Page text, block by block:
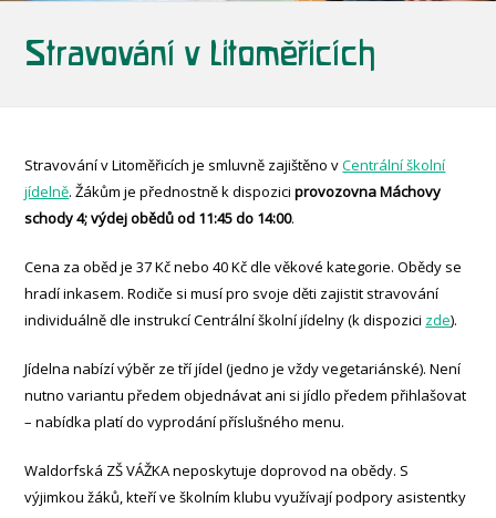
Stravování v Litoměřicích
Stravování v Litoměřicích je smluvně zajištěno vCentrální školní
jídelně. Žákům je přednostně k dispoziciprovozovna Máchovy
schody 4; výdej obědů od 11:45 do 14:00.
Cena za oběd je 37 Kč nebo 40 Kč dle věkové kategorie. Obědy se
hradí inkasem. Rodiče si musí pro svoje děti zajistit stravování
individuálně dle instrukcí Centrální školní jídelny (k dispozici zde).
Jídelna nabízí výběr ze tří jídel (jedno je vždy vegetariánské). Není
nutno variantu předem objednávat ani si jídlo předem přihlašovat
– nabídka platí do vyprodání příslušného menu.
Waldorfská ZŠ VÁŽKA neposkytuje doprovod na obědy. S
výjimkou žáků, kteří ve školním klubu využívají podpory asistentky